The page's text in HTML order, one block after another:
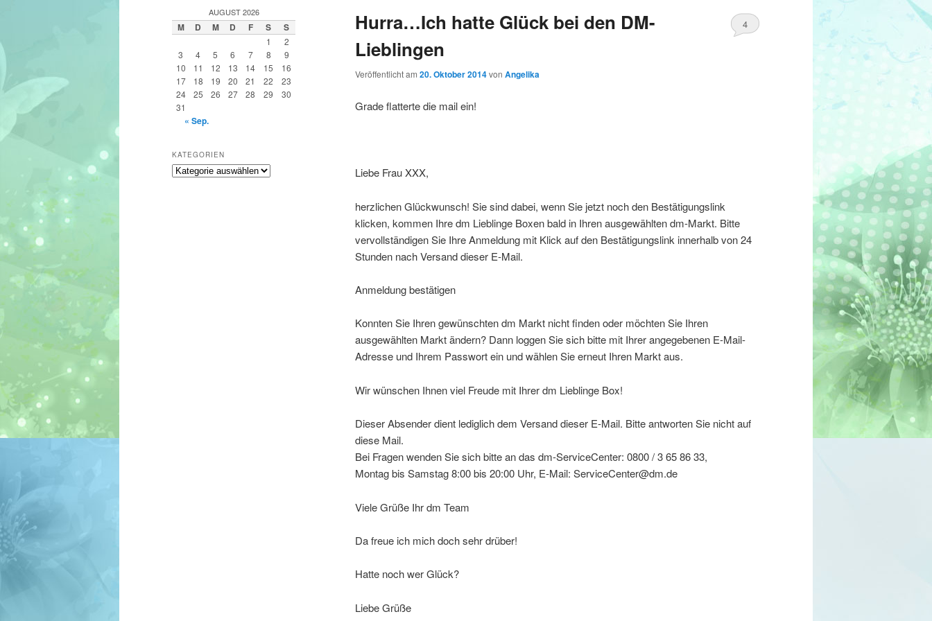
Hurra…Ich hatte Glück bei den DM-
Lieblingen
Veröffentlicht am 20. Oktober 2014von Angelika
4
Grade flatterte die mail ein!
Liebe Frau XXX,
herzlichen Glückwunsch! Sie sind dabei, wenn Sie jetzt noch den Bestätigungslink
klicken, kommen Ihre dm Lieblinge Boxen bald in Ihren ausgewählten dm-Markt. Bitte
vervollständigen Sie Ihre Anmeldung mit Klick auf den Bestätigungslink innerhalb von 24
Stunden nach Versand dieser E-Mail.
Anmeldung bestätigen
Konnten Sie Ihren gewünschten dm Markt nicht finden oder möchten Sie Ihren
ausgewählten Markt ändern? Dann loggen Sie sich bitte mit Ihrer angegebenen E-Mail-
Adresse und Ihrem Passwort ein und wählen Sie erneut Ihren Markt aus.
Wir wünschen Ihnen viel Freude mit Ihrer dm Lieblinge Box!
Dieser Absender dient lediglich dem Versand dieser E-Mail. Bitte antworten Sie nicht auf
diese Mail.
Bei Fragen wenden Sie sich bitte an das dm-ServiceCenter: 0800 / 3 65 86 33,
Montag bis Samstag 8:00 bis 20:00 Uhr, E-Mail: ServiceCenter@dm.de
Viele Grüße Ihr dm Team
Da freue ich mich doch sehr drüber!
Hatte noch wer Glück?
Liebe Grüße
e
n
AUGUST 2026
M D M D F S S
1
2
3
4 5 6 7 8
9
10
11 12 13 14 15
16
17
18 19 20 21 22
23
24
25 26 27 28 29
30
31
« Sep.
KATEGORIEN
Kategorien